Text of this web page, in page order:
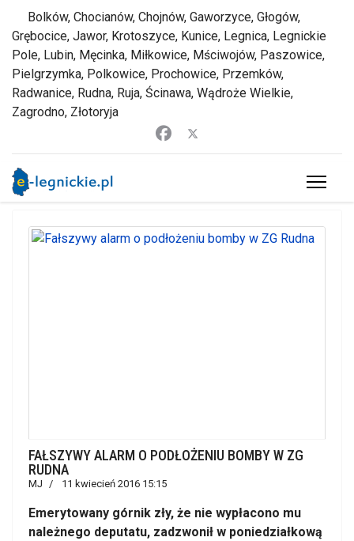
Bolków, Chocianów, Chojnów, Gaworzyce, Głogów,
Grębocice, Jawor, Krotoszyce, Kunice, Legnica, Legnickie
Pole, Lubin, Męcinka, Miłkowice, Mściwojów, Paszowice,
Pielgrzymka, Polkowice, Prochowice, Przemków,
Radwanice, Rudna, Ruja, Ścinawa, Wądroże Wielkie,
Zagrodno, Złotoryja
FAŁSZYWY ALARM O PODŁOŻENIU BOMBY W ZG
RUDNA
MJ 11 kwiecień 2016 15:15
Emerytowany górnik zły, że nie wypłacono mu
należnego deputatu, zadzwonił w poniedziałkową